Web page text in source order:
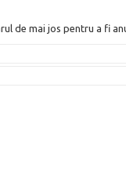
de mai jos pentru a fi